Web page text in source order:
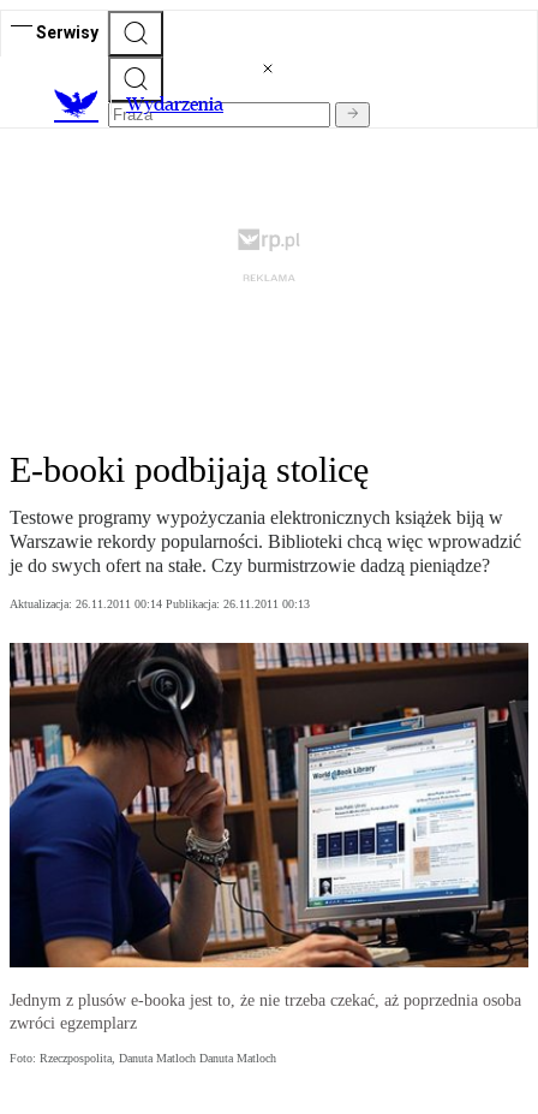
Serwisy
Wydarzenia
E-booki podbijają stolicę
Testowe programy wypożyczania elektronicznych książek biją w
Warszawie rekordy popularności. Biblioteki chcą więc wprowadzić
je do swych ofert na stałe. Czy burmistrzowie dadzą pieniądze?
Aktualizacja: 26.11.2011 00:14 Publikacja: 26.11.2011 00:13
Jednym z plusów e-booka jest to, że nie trzeba czekać, aż poprzednia osoba
zwróci egzemplarz
Foto: Rzeczpospolita, Danuta Matloch Danuta Matloch